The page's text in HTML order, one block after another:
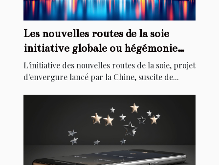
Les nouvelles routes de la soie
initiative globale ou hégémonie
économique
L'initiative des nouvelles routes de la soie, projet
d'envergure lancé par la Chine, suscite de...